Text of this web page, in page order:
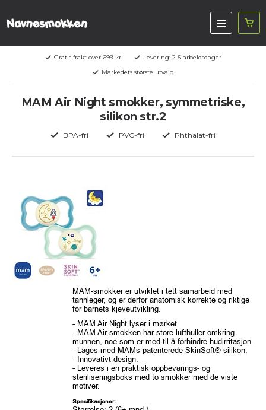
Gratis frakt over 699 kr.
Levering: 2-5 arbeidsdager
Markedets største utvalg
MAM Air Night smokker, symmetriske,
silikon str.2
BPA-fri PVC-fri Phthalat-fri
MAM-smokker er utviklet i tett samarbeid med
tannleger, og er derfor anatomisk korrekte og riktige
for barnets kjeveutvikling.
- MAM Air Night lyser i mørket
- MAM Air-smokken har store lufthuller omkring
munnen, noe som er med til å forhindre hudirritasjon.
- Lages med MAMs patenterede SkinSoft® silikon.
- Innovativt design.
- Leveres i en praktisk oppbevarings- og
steriliseringsboks med to smokker med de viste
motiver.
Spesifikasjoner: